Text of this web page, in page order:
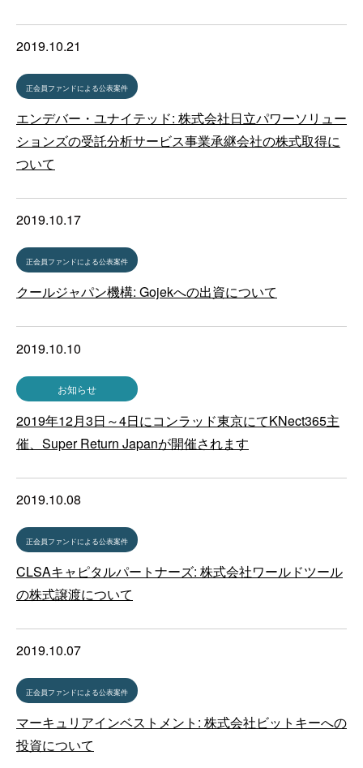
2019.10.21
正会員ファンドによる公表案件
エンデバー・ユナイテッド: 株式会社日立パワーソリュー
ションズの受託分析サービス事業承継会社の株式取得に
ついて
2019.10.17
正会員ファンドによる公表案件
クールジャパン機構: Gojekへの出資について
2019.10.10
お知らせ
2019年12月3日～4日にコンラッド東京にてKNect365主
催、Super Return Japanが開催されます
2019.10.08
正会員ファンドによる公表案件
CLSAキャピタルパートナーズ: 株式会社ワールドツール
の株式譲渡について
2019.10.07
正会員ファンドによる公表案件
マーキュリアインベストメント: 株式会社ビットキーへの
投資について